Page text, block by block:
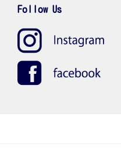
Follow Us